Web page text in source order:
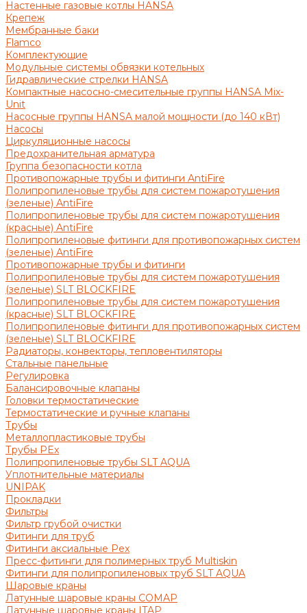
Настенные газовые котлы HANSA
Крепеж
Мембранные баки
Flamco
Комплектующие
Модульные системы обвязки котельных
Гидравлические стрелки HANSA
Компактные насосно-смесительные группы HANSA Mix-
Unit
Насосные группы HANSA малой мощности (до 140 кВт)
Насосы
Циркуляционные насосы
Предохранительная арматура
Группа безопасности котла
Противопожарные трубы и фитинги AntiFire
Полипропиленовые трубы для систем пожаротушения
(зеленые) AntiFire
Полипропиленовые трубы для систем пожаротушения
(красные) AntiFire
Полипропиленовые фитинги для противопожарных систем
(зеленые) AntiFire
Противопожарные трубы и фитинги
Полипропиленовые трубы для систем пожаротушения
(зеленые) SLT BLOCKFIRE
Полипропиленовые трубы для систем пожаротушения
(красные) SLT BLOCKFIRE
Полипропиленовые фитинги для противопожарных систем
(зеленые) SLT BLOCKFIRE
Радиаторы, конвекторы, тепловентиляторы
Стальные панельные
Регулировка
Балансировочные клапаны
Головки термостатические
Термостатические и ручные клапаны
Трубы
Металлопластиковые трубы
Трубы PEx
Полипропиленовые трубы SLT AQUA
Уплотнительные материалы
UNIPAK
Прокладки
Фильтры
Фильтр грубой очистки
Фитинги для труб
Фитинги аксиальные Pex
Пресс-фитинги для полимерных труб Multiskin
Фитинги для полипропиленовых труб SLT AQUA
Шаровые краны
Латунные шаровые краны COMAP
Латунные шаровые краны ITAP